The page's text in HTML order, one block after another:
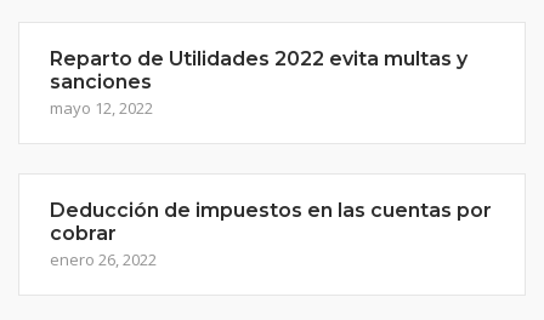
Reparto de Utilidades 2022 evita multas y
sanciones
mayo 12, 2022
Deducción de impuestos en las cuentas por
cobrar
enero 26, 2022